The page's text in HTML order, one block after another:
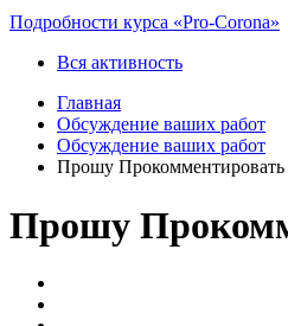
Подробности курса «Pro-Corona»
Вся активность
Главная
Обсуждение ваших работ
Обсуждение ваших работ
Прошу Прокомментировать
Прошу